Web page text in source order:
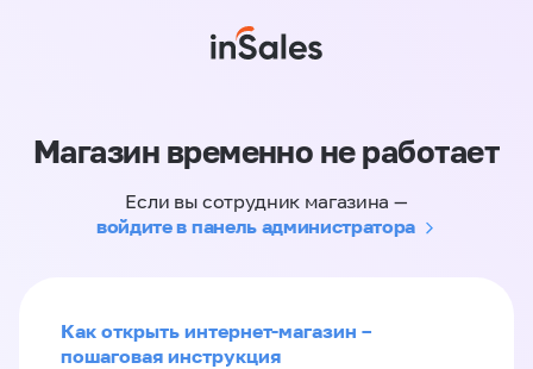
Магазин временно не работает
Если вы сотрудник магазина —
войдите в панель администратора
Как открыть интернет-магазин –
пошаговая инструкция